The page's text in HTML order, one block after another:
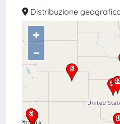
Distribuzione
+
–